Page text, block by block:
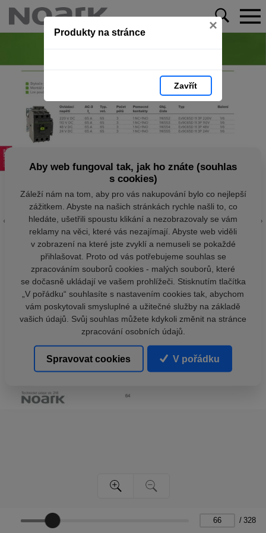
Produkty na stránce ×
Zavřít
/ 328
Aby web fungoval tak, jak ho znáte (souhlas
s cookies)
Záleží nám na tom, aby pro vás nakupování bylo co nejlepší
zážitkem. Abyste na našich stránkách rychle našli to, co
hledáte, ušetřili spoustu klikání a nezobrazovaly se vám
reklamy na věci, které vás nezajímají. Abyste web viděli
v zobrazení na které jste zvyklí a nemuseli se pokaždé
přihlašovat. Proto od vás potřebujeme souhlas se
zpracováním souborů cookies - malých souborů, které
se dočasně ukládají ve vašem prohlížeči. Stisknutím tlačítka
„V pořádku“ souhlasíte s nastavením cookies tak, abychom
vám poskytovali smysluplné a užitečné služby na základě
vašich údajů. Svůj souhlas můžete kdykoli změnit na stránce
zpracování osobních údajů.
Spravovat cookies V pořádku